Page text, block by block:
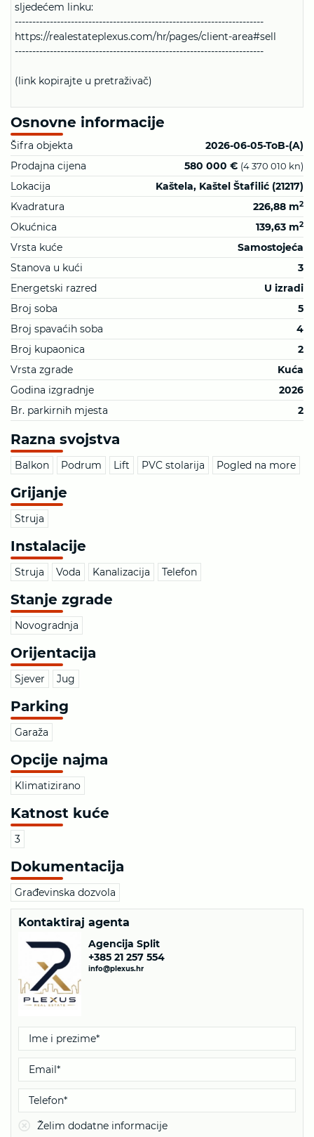
sljedećem linku:
-----------------------------------------------------------------------
https://realestateplexus.com/hr/pages/client-area#sell
-----------------------------------------------------------------------
(link kopirajte u pretraživač)
Osnovne informacije
Šifra objekta
2026-06-05-ToB-(A)
Prodajna cijena
580 000 € (4 370 010 kn)
Lokacija
Kaštela, Kaštel Štafilić (21217)
Kvadratura
226,88 m2
Okućnica 139,63 m2
Vrsta kuće
Samostojeća
Stanova u kući
3
Energetski razred
U izradi
Broj soba
5
Broj spavaćih soba
4
Broj kupaonica
2
Vrsta zgrade
Kuća
Godina izgradnje
2026
Br. parkirnih mjesta
2
Razna svojstva
Balkon Podrum Lift PVC stolarija Pogled na more
Grijanje
Struja
Instalacije
Struja Voda Kanalizacija Telefon
Stanje zgrade
Novogradnja
Orijentacija
Sjever Jug
Parking
Garaža
Opcije najma
Klimatizirano
Katnost kuće
3
Dokumentacija
Građevinska dozvola
Kontaktiraj agenta
Agencija Split
+385 21 257 554
info@plexus.hr
Želim dodatne informacije